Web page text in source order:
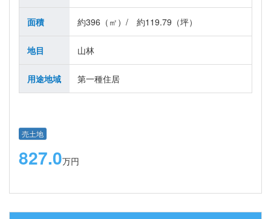
面積 約396（㎡）/ 約119.79（坪）
地目 山林
用途地域 第一種住居
売土地
827.0万円